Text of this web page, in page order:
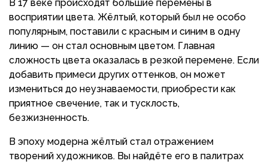
В 17 веке происходят большие перемены в
восприятии цвета. Жёлтый, который был не особо
популярным, поставили с красным и синим в одну
линию — он стал основным цветом. Главная
сложность цвета оказалась в резкой перемене. Если
добавить примеси других оттенков, он может
измениться до неузнаваемости, приобрести как
приятное свечение, так и тусклость,
безжизненность.
В эпоху модерна жёлтый стал отражением
творений художников. Вы найдёте его в палитрах